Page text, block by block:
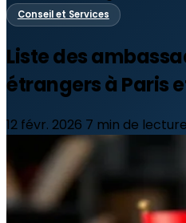
Conseil et Services
Liste des
étrangers à Paris
12 févr. 2026 7 min de lecture